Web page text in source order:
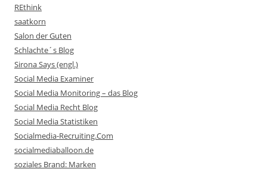
REthink
saatkorn
Salon der Guten
Schlachte´s Blog
Sirona Says (engl.)
Social Media Examiner
Social Media Monitoring – das Blog
Social Media Recht Blog
Social Media Statistiken
Socialmedia-Recruiting.Com
socialmediaballoon.de
soziales Brand: Marken